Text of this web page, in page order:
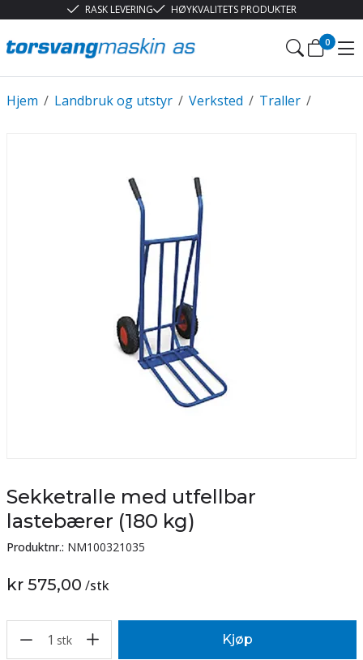
RASK LEVERING HØYKVALITETS PRODUKTER
0
/
Hjem /
Landbruk og utstyr /
Verksted /
Traller
Sekketralle med utfellbar
lastebærer (180 kg)
Produktnr.: NM100321035
kr 575,00 /stk
1 stk Kjøp